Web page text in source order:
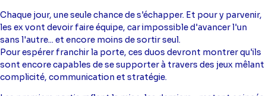
Chaque jour, une seule chance de s'échapper. Et pour y parvenir,
les ex vont devoir faire équipe, car impossible d'avancer l'un
sans l'autre... et encore moins de sortir seul.
Pour espérer franchir la porte, ces duos devront montrer qu'ils
sont encore capables de se supporter à travers des jeux mêlant
complicité, communication et stratégie.